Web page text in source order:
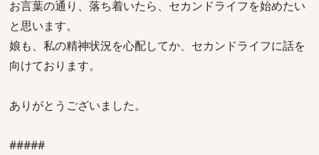
お言葉の通り、落ち着いたら、セカンドライフを始めたい
と思います。
娘も、私の精神状況を心配してか、セカンドライフに話を
向けております。
ありがとうございました。
#####